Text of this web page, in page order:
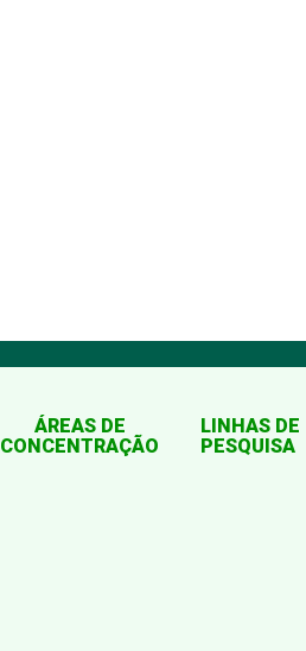
ÁREAS DE
CONCENTRAÇÃO
LINHAS DE
PESQUISA